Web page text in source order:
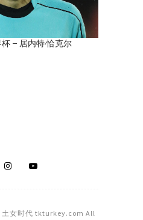
– 居内特·恰克尔
女时代 tkturkey.com All